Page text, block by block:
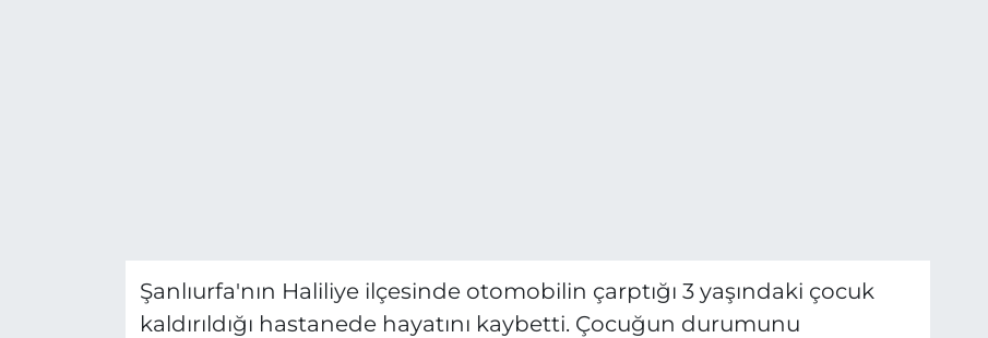
Şanlıurfa'nın Haliliye ilçesinde otomobilin çarptığı 3 yaşındaki çocuk
kaldırıldığı hastanede hayatını kaybetti. Çocuğun durumunu